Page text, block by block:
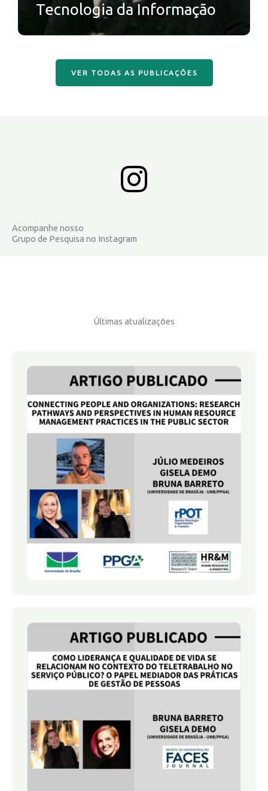
Tecnologia da Informação
VER TODAS AS PUBLICAÇÕES
Acompanhe nosso
Grupo de Pesquisa no Instagram
Últimas atualizações